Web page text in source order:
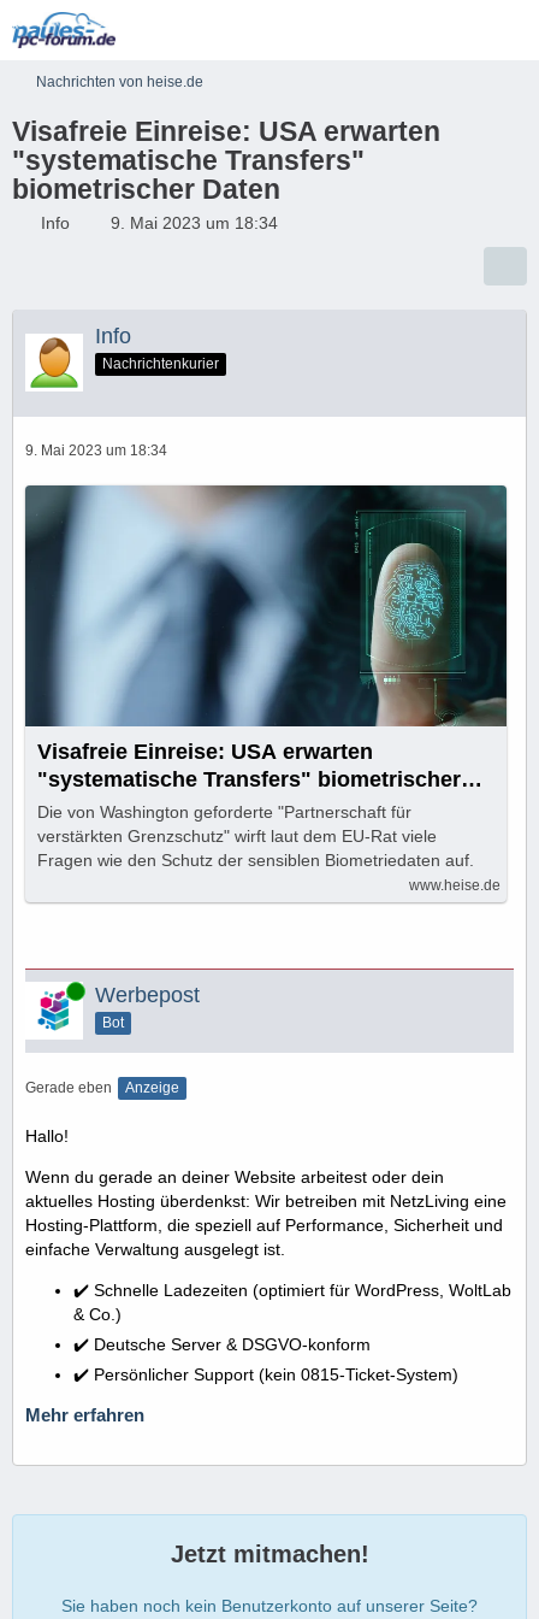
Nachrichten von heise.de
Visafreie Einreise: USA erwarten
"systematische Transfers"
biometrischer Daten
Info 9. Mai 2023 um 18:34
Info
Nachrichtenkurier
9. Mai 2023 um 18:34
Visafreie Einreise: USA erwarten
"systematische Transfers" biometrischer
Daten
Die von Washington geforderte "Partnerschaft für
verstärkten Grenzschutz" wirft laut dem EU-Rat viele
Fragen wie den Schutz der sensiblen Biometriedaten auf.
www.heise.de
Online Werbepost
Bot
Gerade eben Anzeige
Hallo!
Wenn du gerade an deiner Website arbeitest oder dein
aktuelles Hosting überdenkst: Wir betreiben mit NetzLiving eine
Hosting-Plattform, die speziell auf Performance, Sicherheit und
einfache Verwaltung ausgelegt ist.
✔️ Schnelle Ladezeiten (optimiert für WordPress, WoltLab
& Co.)
✔️ Deutsche Server & DSGVO-konform
✔️ Persönlicher Support (kein 0815-Ticket-System)
Mehr erfahren
Jetzt mitmachen!
Sie haben noch kein Benutzerkonto auf unserer Seite?